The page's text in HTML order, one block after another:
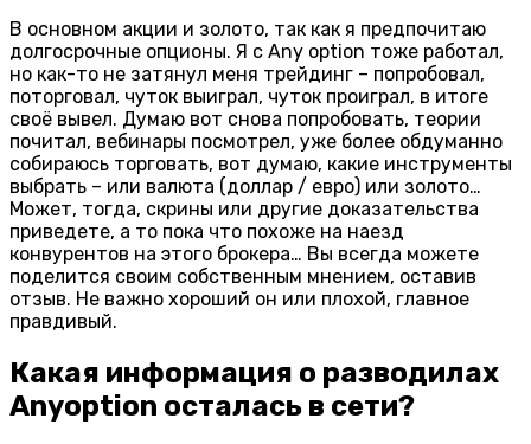
В основном акции и золото, так как я предпочитаю
долгосрочные опционы. Я с Any option тоже работал,
но как-то не затянул меня трейдинг – попробовал,
поторговал, чуток выиграл, чуток проиграл, в итоге
своё вывел. Думаю вот снова попробовать, теории
почитал, вебинары посмотрел, уже более обдуманно
собираюсь торговать, вот думаю, какие инструменты
выбрать – или валюта (доллар / евро) или золото…
Может, тогда, скрины или другие доказательства
приведете, а то пока что похоже на наезд
конвурентов на этого брокера… Вы всегда можете
поделится своим собственным мнением, оставив
отзыв. Не важно хороший он или плохой, главное
правдивый.
Какая информация о разводилах
Anyoption осталась в сети?